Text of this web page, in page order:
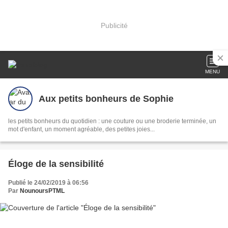
Publicité
MENU
Aux petits bonheurs de Sophie
les petits bonheurs du quotidien : une couture ou une broderie terminée, un
mot d'enfant, un moment agréable, des petites joies...
Éloge de la sensibilité
Publié le 24/02/2019 à 06:56
Par NounoursPTML